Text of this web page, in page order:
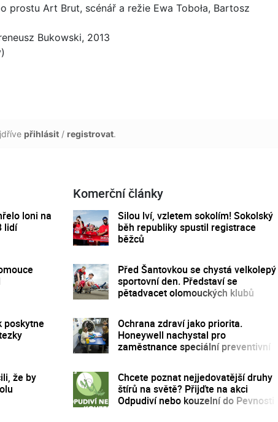
prostu Art Brut, scénář a režie Ewa Toboła, Bartosz
Bukowski, 2013
přihlásit / registrovat.
loni na
lidí
poskytne
že by
Komerční články
Silou lví, vzletem sokolím! Sokolský
běh republiky spustil registrace
běžců
Před Šantovkou se chystá velkolepý
sportovní den. Představí se
pětadvacet olomouckých klubů
Ochrana zdraví jako priorita.
Honeywell nachystal pro
zaměstnance speciální preventivní
Chcete poznat nejjedovatější druhy
štírů na světě? Přijďte na akci
Odpudiví nebo kouzelní do Pevnosti